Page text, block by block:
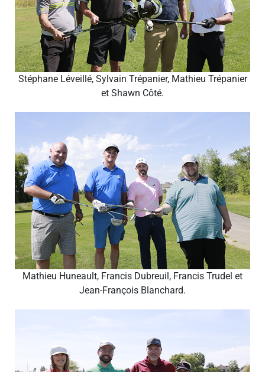
Stéphane Léveillé, Sylvain Trépanier, Mathieu Trépanier
et Shawn Côté.
Mathieu Huneault, Francis Dubreuil, Francis Trudel et
Jean-François Blanchard.